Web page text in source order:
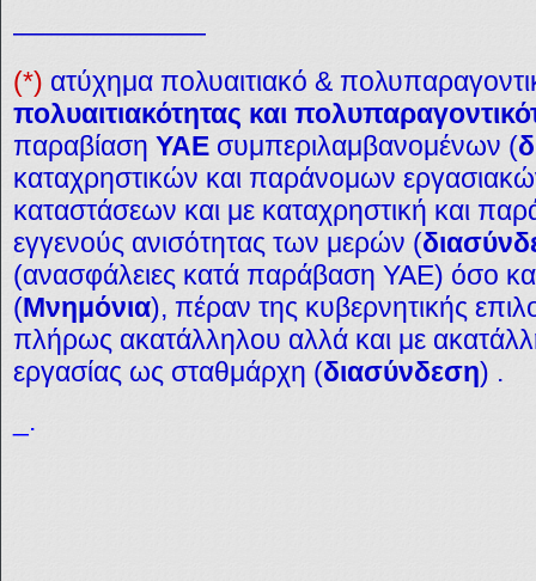
———————
(*) ατύχημα πολυαιτιακό &
πολυαιτιακότητας και
παραβίαση ΥΑΕ συμπεριλαμβανομένων (
καταχρηστικών και παράνομων
καταστάσεων και με καταχρηστική και
εγγενούς ανισότητας των μερών (
(ανασφάλειες κατά παράβαση ΥΑΕ) όσο
(Μνημόνια), πέραν της κυβερνητικής
πλήρως ακατάλληλου αλλά και με
εργασίας ως σταθμάρχη (διασύνδεση) .
_.